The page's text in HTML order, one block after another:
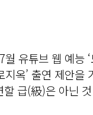
유튜브 웹 예능
지옥’ 출연 제안을
할 급(級)은 아닌